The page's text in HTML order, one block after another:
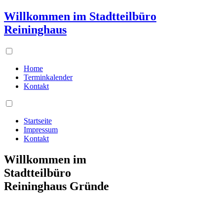
Willkommen im Stadtteilbüro
Reininghaus
Home
Terminkalender
Kontakt
Startseite
Impressum
Kontakt
Willkommen im
Stadtteilbüro
Reininghaus Gründe